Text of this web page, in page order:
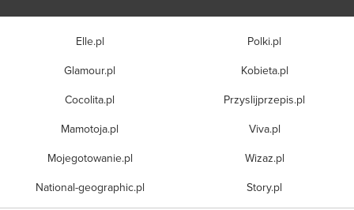
Elle.pl
Glamour.pl
Cocolita.pl
Mamotoja.pl
Mojegotowanie.pl
National-geographic.pl
Polki.pl
Kobieta.pl
Przyslijprzepis.pl
Viva.pl
Wizaz.pl
Story.pl